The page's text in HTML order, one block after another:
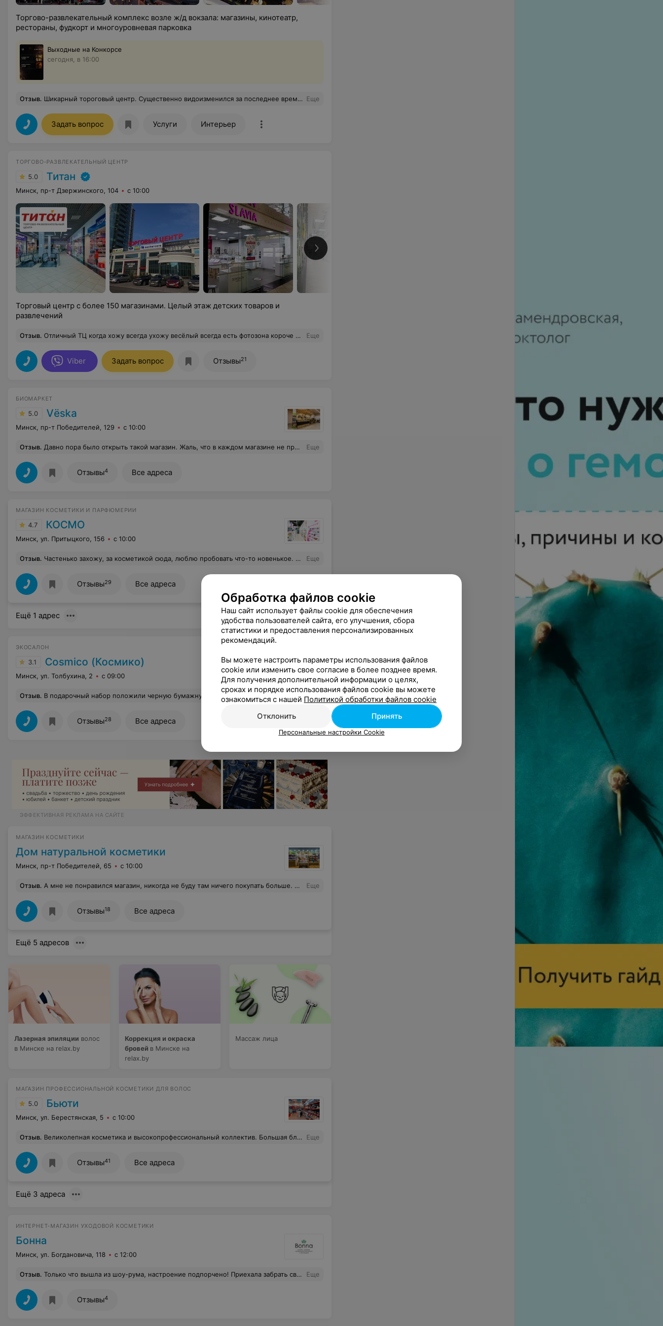
Торгово-развлекательный комплекс возле ж/д вокзала: магазины, кинотеатр,
рестораны, фудкорт и многоуровневая парковка
Выходные на Конкорсе
сегодня, в 16:00
Отзыв. Шикарный тороговый центр. Существенно видоизменился за последнее время. Теперь приходим сюда и поесть и пошопиться. И музыка хорошая. И кстати, классные магазины. Очень полюбили с мужем здесь бывать Еще
Задать вопрос Услуги Интерьер
ТОРГОВО-РАЗВЛЕКАТЕЛЬНЫЙ ЦЕНТР
5.0 Титан
Минск, пр-т Дзержинского, 104 с 10:00
Торговый центр с более 150 магазинами. Целый этаж детских товаров и
развлечений
Отзыв. Отличный ТЦ когда хожу всегда ухожу весёлый всегда есть фотозона короче самый лучший ТЦ рядом с домом Еще
Viber Задать вопрос Отзывы21
БИОМАРКЕТ
5.0 Vёska
Минск, пр-т Победителей, 129 с 10:00
Отзыв. Давно пора было открыть такой магазин. Жаль, что в каждом магазине не продаются качественные товары, спасибо за то, что вы появились! Еще
Отзывы4 Все адреса
МАГАЗИН КОСМЕТИКИ И ПАРФЮМЕРИИ
4.7 КОСМО
Минск, ул. Притыцкого, 156 с 10:00
Отзыв. Частенько захожу, за косметикой сюда, люблю пробовать что-то новенькое. Мне всегда с радостью рекомендуют, пообщаться с девушками приятно, а акции особенно поощряют к экспериментам Еще
Отзывы29 Все адреса
Ещё 1 адрес
ЭКОСАЛОН
3.1 Cosmico (Космико)
Минск, ул. Толбухина, 2 с 09:00
Отзыв. В подарочный набор положили черную бумажную стружку. На просьбу заменить администратор Ангелина предложила оставить отзыв, стружка бежевая закончилась )). Оставляю. Еще
Отзывы28 Все адреса
ЭФФЕКТИВНАЯ РЕКЛАМА НА САЙТЕ
МАГАЗИН КОСМЕТИКИ
Дом натуральной косметики
Минск, пр-т Победителей, 65 с 10:00
Отзыв. А мне не понравился магазин, никогда не буду там ничего покупать больше. В начале декабря купила лампу promed UVL36, училась на курсах наращивания, пользовалась ей 2 раза в неделю не более 2-3 часов(сколько там на учебе одну руку делать, ничего не умеем толком), на экзамене лампы гореть перестали, холодные включаются, но когда уже три пальца сделано начинаются приключения. Поехала в магазин, сказали до НГ ничего не смогут, посмотрите еще. Таки 10 января ее мне поменяли на новую, в пленках в картонках, приехала домой - та же петрушка только круче - одна лампочка не горит, если ее потыкать сильно, пошевелить она загорится, но светит хуже, еще съездила в магазин, забрали на экспертизу. Ни докумта о приеме не выдали, ни замены. Полтора месяца лампу продержали, телефон магазина перестал отвечать на мой номер с мобильника, с домашнего могла дозвониться. Окей, через 2 месяца приехала, стоит лампа на полу - все пленки-картонки сняты, лампа вся исцарапанная и в неотмываемых пятнах материала, горит плохо, по три минуты нужно гель держать и то течет. Документ с заключением никто не выдал, в наличии ламп нет и все. Отдала деньги(700 тысяч не самая маленькая сумма) и не все, лампа не работает, никаких документов о том, что они с ней что-то делали нет. Вот такое свинское отношение... Ах да, магазин ДНК в Жлобине, там такое "чудесное" отношение к людям! Пытаться разговаривать с менеджером смысла мало:" - у вас все работает!", включает, оно загорается, но дома уже через полчаса половина ламп не горит. Работать с лампой я не могу. Еще
Отзывы18 Все адреса
Ещё 5 адресов
Лазерная эпиляции волос
в Минске на relax.by
Коррекция и окраска
бровей в Минске на
relax.by
Массаж лица
МАГАЗИН ПРОФЕССИОНАЛЬНОЙ КОСМЕТИКИ ДЛЯ ВОЛОС
5.0 Бьюти
Минск, ул. Берестянская, 5 с 10:00
Отзыв. Великолепная косметика и высокопрофессиональный коллектив. Большая благодарность Светлане Сергеевне - она настолько невероятно консультирует и предлагает варианты лечения и ухода - нигде такого не видели и не слышали. Огромное ей спасибо ! Еще
Отзывы41 Все адреса
Ещё 3 адреса
ИНТЕРНЕТ-МАГАЗИН УХОДОВОЙ КОСМЕТИКИ
Бонна
Минск, ул. Богдановича, 118 с 12:00
Отзыв. Только что вышла из шоу-рума, настроение подпорчено! Приехала забрать свои заказы, а также посмотреть, что новенького появилось у Вас. Пока девушка собирала мой заказ (к слову их было несколько и не у всех на сайте в личном кабинете был статус "Обработан, готов", поэтому я терпеливо ждала и смотрела, что на полках), я решила ознакомиться с тестерами. В общем, стою, рассматриваю баночки, некоторые открываю. В это время администратор разговаривает по телефону по каким-то вопросам, не связанным с моим заказом и не предлагает мне свою помощь, ну да ладно... Вдруг она отрывается от телефона и говорит, мол что вы, девушка делаете, зачем открывать продукцию, у нее же начинается отсчет срока годности?! Я спросила, а разве это не тестер?? На что она мне отвечает, что конечно же нет! А теперь вопрос - на сайте указано, что в шоу-руме есть тестеры, я не нашла ни одного, собственно поэтому и решила, что выставленная продукция для обзора... Тогда почему администратор не предупредил об этом?!? Еще
Отзывы4
Обработка файлов cookie
Наш сайт использует файлы cookie для обеспечения
удобства пользователей сайта, его улучшения, сбора
статистики и предоставления персонализированных
рекомендаций.
Вы можете настроить параметры использования файлов
cookie или изменить свое согласие в более позднее время.
Для получения дополнительной информации о целях,
сроках и порядке использования файлов cookie вы можете
ознакомиться с нашей Политикой обработки файлов cookie
Отклонить
Принять
Персональные настройки Cookie